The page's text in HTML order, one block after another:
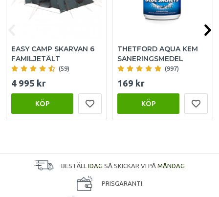
EASY CAMP SKARVAN 6
FAMILJETÄLT
(59)
4 995 kr
KÖP
THETFORD AQUA KEM
SANERINGSMEDEL
(997)
169 kr
KÖP
BESTÄLL IDAG SÅ SKICKAR VI PÅ MÅNDAG
PRISGARANTI